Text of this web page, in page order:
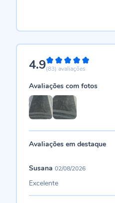
4.998%
(83) avaliações
Avaliações com fotos
Avaliações em destaque
Susana 02/08/2026
Excelente